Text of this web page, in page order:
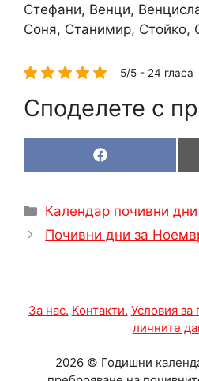
Стефани, Венци,
Соня, Станимир, Стойко,
5/5 - 24 гласа
Споделете с
Share
on
F
a
b
o
o
Категории
Календар почивни
Почивни дни за
За нас. Контакти. Условия за
личните
2026 © Годишни